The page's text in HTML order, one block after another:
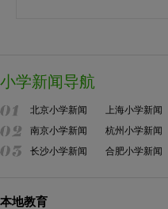
小学新闻导航
北京小学新闻 上海小学新闻
南京小学新闻
杭州小学新闻
长沙小学新闻
合肥小学新闻
本地教育